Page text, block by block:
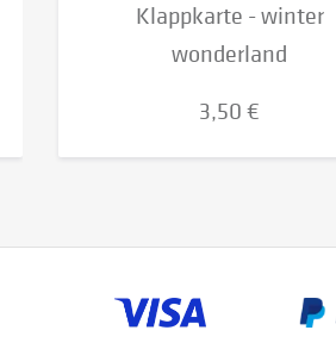
Klappkarte - winter
wonderland
3,50 €